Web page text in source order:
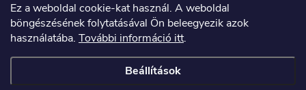
Ez a weboldal cookie-kat használ. A weboldal
böngészésének folytatásával Ön beleegyezik azok
használatába. További információ itt.
Beállítások